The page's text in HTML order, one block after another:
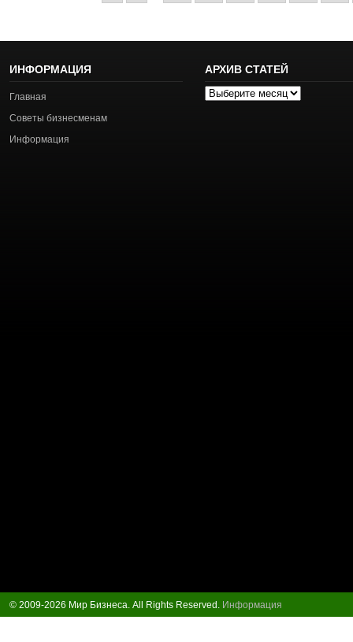
ИНФОРМАЦИЯ
Главная
Советы бизнесменам
Информация
АРХИВ СТАТЕЙ
Архив
© 2009-2026 Мир Бизнеса. All Rights Reserved. Информация